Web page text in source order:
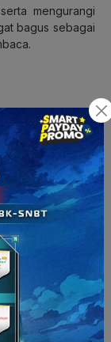
mengurangi
bagus sebagai
adalah merubah
menganggap
tips di atas
Mulai sekarang,
membaca,
dilakukan.
kamu mulai
internet. Salah
dan menarik di